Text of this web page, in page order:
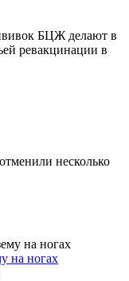
БЦЖ делают в
ревакцинации в
несколько
на ногах